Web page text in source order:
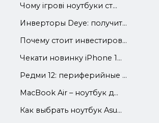
Чому ігрові ноутбуки ст...
Инверторы Deye: получит...
Почему стоит инвестиров...
Чекати новинку iPhone 1...
Редми 12: периферийные ...
MacBook Air – ноутбук д...
Как выбрать ноутбук Asu...